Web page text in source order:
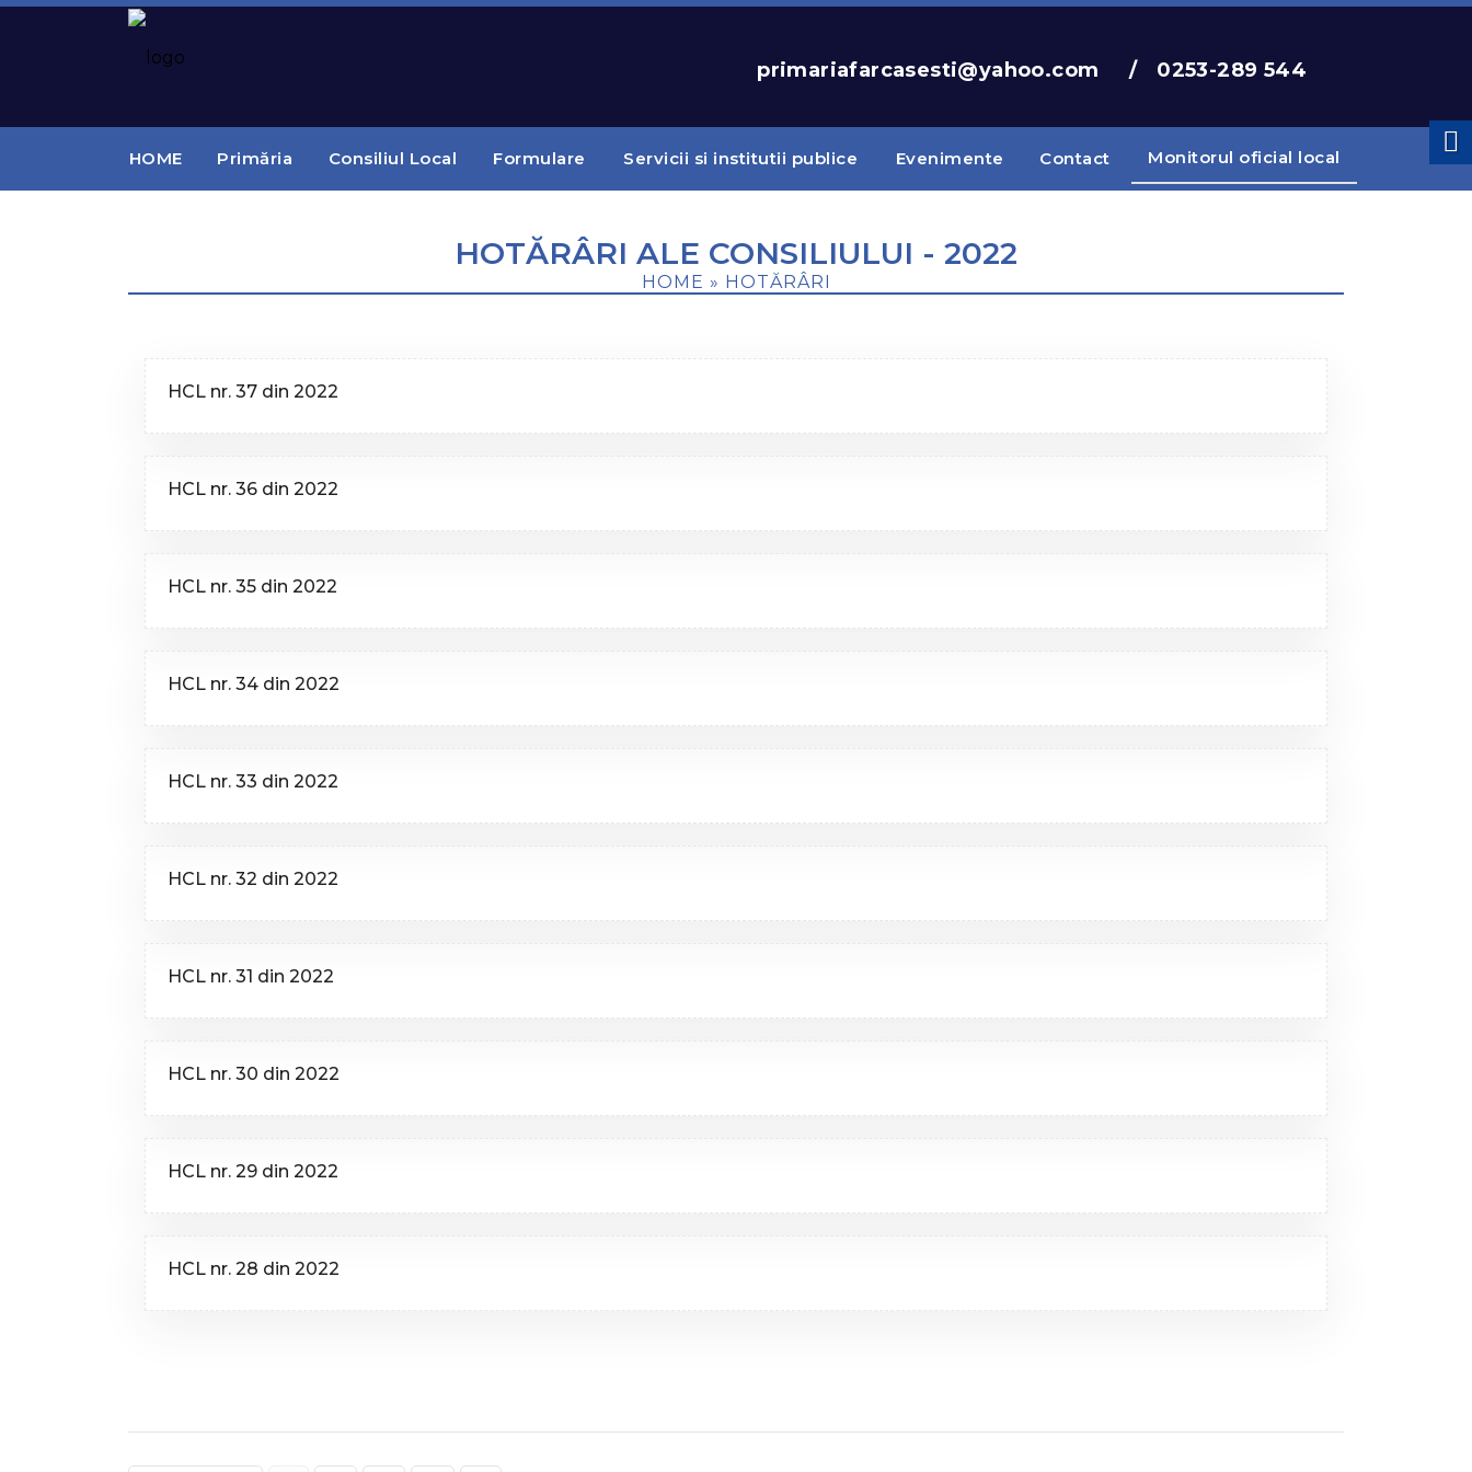
primariafarcasesti@yahoo.com / 0253-289 544
HOME Primăria Consiliul Local Formulare Servicii si institutii publice Evenimente Contact Monitorul oficial local
HOTĂRÂRI ALE CONSILIULUI - 2022
HOME » HOTĂRÂRI
HCL nr. 37 din 2022
HCL nr. 36 din 2022
HCL nr. 35 din 2022
HCL nr. 34 din 2022
HCL nr. 33 din 2022
HCL nr. 32 din 2022
HCL nr. 31 din 2022
HCL nr. 30 din 2022
HCL nr. 29 din 2022
HCL nr. 28 din 2022